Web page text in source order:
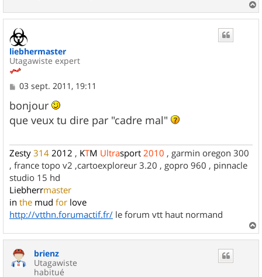
a
u
liebhermaster
Utagawiste expert
M
s
s
a
03 sept. 2011, 19:11
bonjour
que veux tu dire par "cadre mal"
Zesty 314 2012 , KTM Ultrasport 2010 , garmin oregon 300
, france topo v2 ,cartoexploreur 3.20 , gopro 960 , pinnacle
studio 15 hd
Liebherrmaster
in the mud for love
http://vtthn.forumactif.fr/ le forum vtt haut normand
a
brienz
Utagawiste
habitué